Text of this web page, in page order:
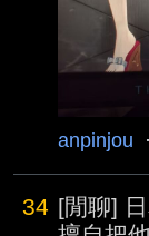
anpinjou
34 [閒聊]